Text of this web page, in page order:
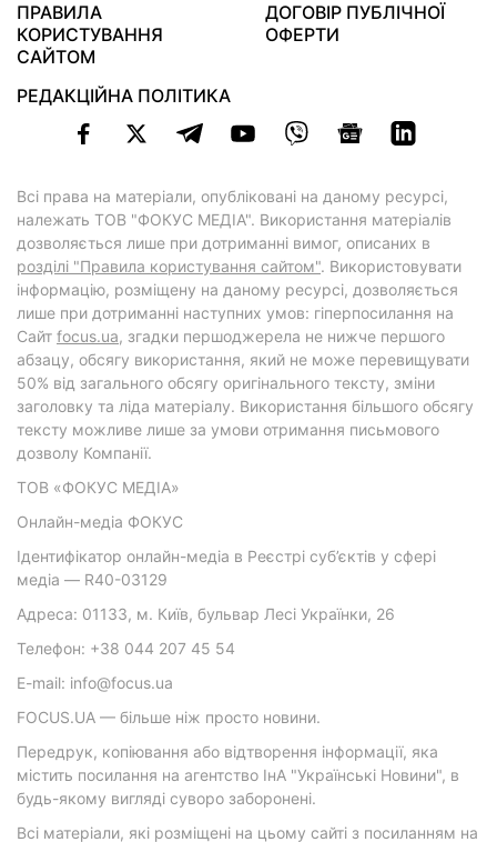
ПРАВИЛА
КОРИСТУВАННЯ
САЙТОМ
ДОГОВІР ПУБЛІЧНОЇ
ОФЕРТИ
РЕДАКЦІЙНА ПОЛІТИКА
Всі права на матеріали, опубліковані на даному ресурсі,
належать ТОВ "ФОКУС МЕДІА". Використання матеріалів
дозволяється лише при дотриманні вимог, описаних в
розділі "Правила користування сайтом". Використовувати
інформацію, розміщену на даному ресурсі, дозволяється
лише при дотриманні наступних умов: гіперпосилання на
Cайт focus.ua, згадки першоджерела не нижче першого
абзацу, обсягу використання, який не може перевищувати
50% від загального обсягу оригінального тексту, зміни
заголовку та ліда матеріалу. Використання більшого обсягу
тексту можливе лише за умови отримання письмового
дозволу Компанії.
ТОВ «ФОКУС МЕДІА»
Онлайн-медіа ФОКУС
Ідентифікатор онлайн-медіа в Реєстрі суб’єктів у сфері
медіа — R40-03129
Адреса: 01133, м. Київ, бульвар Лесі Українки, 26
Телефон: +38 044 207 45 54
E-mail: info@focus.ua
FOCUS.UA — більше ніж просто новини.
Передрук, копіювання або відтворення інформації, яка
містить посилання на агентство ІнА "Українські Новини", в
будь-якому вигляді суворо заборонені.
Всі матеріали, які розміщені на цьому сайті з посиланням на